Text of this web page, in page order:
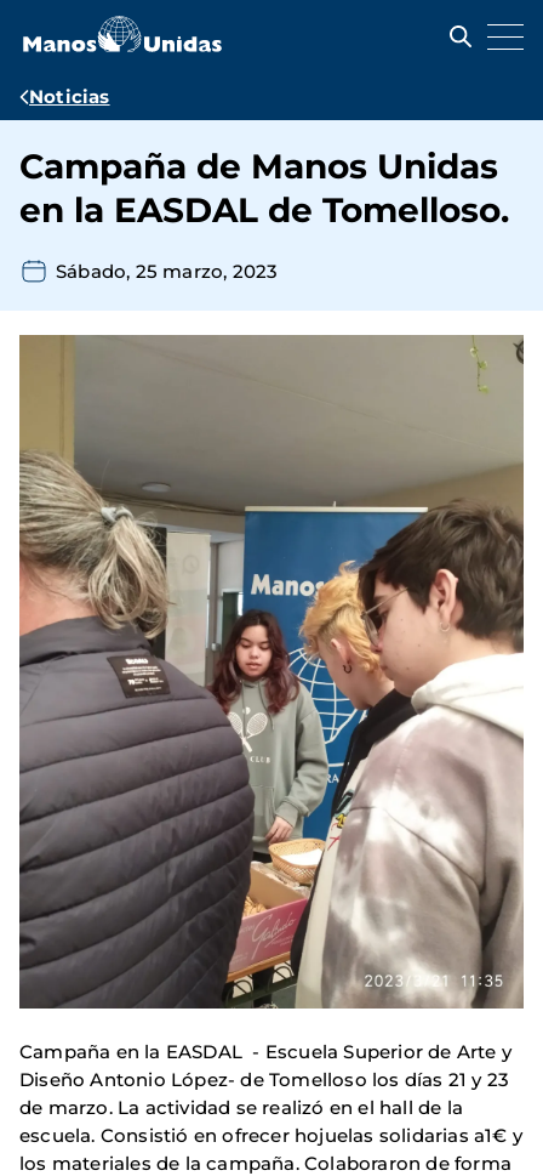
contenido
Ruta
navegación
Noticias
Campaña de Manos Unidas
en la EASDAL de Tomelloso.
Sábado, 25 marzo, 2023
Campaña en la EASDAL - Escuela Superior de Arte y
Diseño Antonio López- de Tomelloso los días 21 y 23
de marzo. La actividad se realizó en el hall de la
escuela. Consistió en ofrecer hojuelas solidarias a1€ y
los materiales de la campaña. Colaboraron de forma